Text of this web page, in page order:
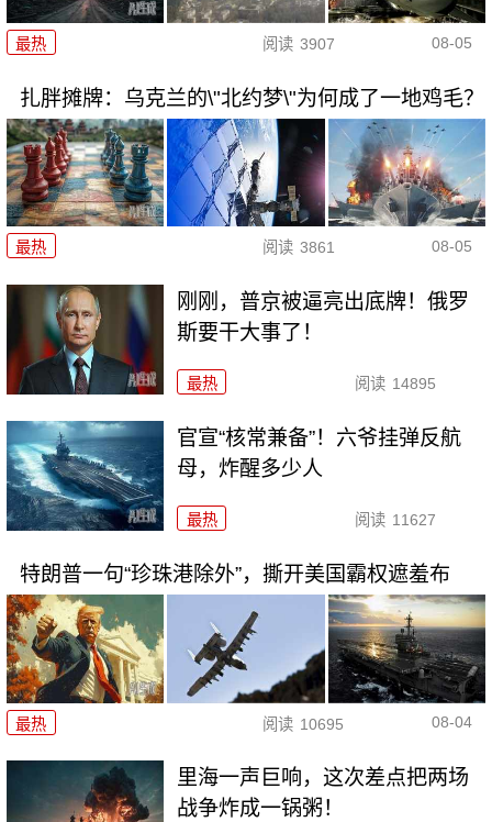
最热 阅读 3907 08-05
扎胖摊牌：乌克兰的\"北约梦\"为何成了一地鸡毛？
最热 阅读 3861 08-05
刚刚，普京被逼亮出底牌！俄罗
斯要干大事了！
最热 阅读 14895
官宣“核常兼备”！六爷挂弹反航
母，炸醒多少人
最热 阅读 11627
特朗普一句“珍珠港除外”，撕开美国霸权遮羞布
最热 阅读 10695 08-04
里海一声巨响，这次差点把两场
战争炸成一锅粥！